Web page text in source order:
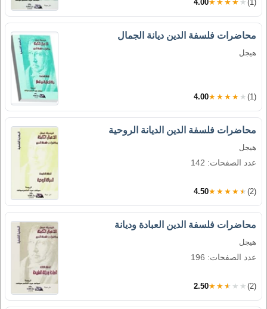
4.00★★★★★ (1)
محاضرات فلسفة الدين ديانة الجمال
هيجل
4.00★★★★★ (1)
محاضرات فلسفة الدين الديانة الروحية
هيجل
عدد الصفحات: 142
4.50★★★★★ (2)
محاضرات فلسفة الدين العبادة وديانة
هيجل
عدد الصفحات: 196
2.50★★★★★ (2)